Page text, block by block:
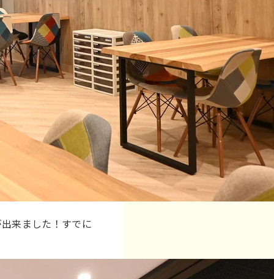
来ました！すでに